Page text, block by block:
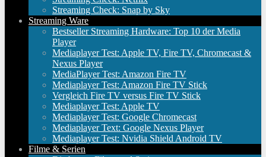
Streaming Check: Snap by Sky
Streaming Ware
Bestseller Streaming Hardware: Top 10 der Media
Player
Mediaplayer Test: Apple TV, Fire TV, Chromecast &
Nexus Player
MediaPlayer Test: Amazon Fire TV
Mediaplayer Test: Amazon Fire TV Stick
Vergleich Fire TV versus Fire TV Stick
Mediaplayer Test: Apple TV
Mediaplayer Test: Google Chromecast
Mediaplayer Text: Google Nexus Player
Mediaplayer Test: Nvidia Shield Android TV
Filme & Serien